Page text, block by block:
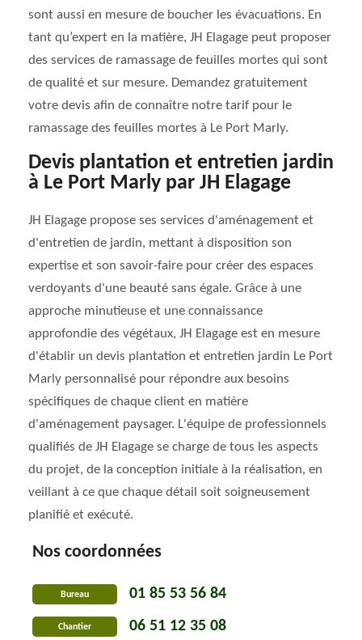
sont aussi en mesure de boucher les évacuations. En
tant qu’expert en la matière, JH Elagage peut proposer
des services de ramassage de feuilles mortes qui sont
de qualité et sur mesure. Demandez gratuitement
votre devis afin de connaître notre tarif pour le
ramassage des feuilles mortes à Le Port Marly.
Devis plantation et entretien jardin
à Le Port Marly par JH Elagage
JH Elagage propose ses services d'aménagement et
d'entretien de jardin, mettant à disposition son
expertise et son savoir-faire pour créer des espaces
verdoyants d'une beauté sans égale. Grâce à une
approche minutieuse et une connaissance
approfondie des végétaux, JH Elagage est en mesure
d'établir un devis plantation et entretien jardin Le Port
Marly personnalisé pour répondre aux besoins
spécifiques de chaque client en matière
d'aménagement paysager. L'équipe de professionnels
qualifiés de JH Elagage se charge de tous les aspects
du projet, de la conception initiale à la réalisation, en
veillant à ce que chaque détail soit soigneusement
planifié et exécuté.
Nos coordonnées
Bureau 01 85 53 56 84
Chantier 06 51 12 35 08